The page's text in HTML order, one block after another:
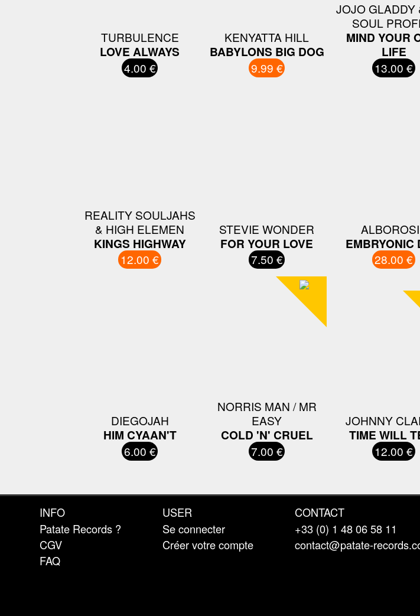
TURBULENCE
LOVE ALWAYS
4.00 €
KENYATTA HILL
BABYLONS BIG DOG
9.99 €
JOJO GLADDY
SOUL
MIND YOUR
LIFE
13.00 €
REALITY SOULJAHS
& HIGH ELEMEN
KINGS HIGHWAY
12.00 €
STEVIE WONDER
FOR YOUR LOVE
7.50 €
EMBRYONIC
28.00 €
DIEGOJAH
HIM CYAAN'T
6.00 €
NORRIS MAN / MR
EASY
COLD 'N' CRUEL
7.00 €
JOHNNY
TIME WILL
12.00 €
INFO
Patate Records ?
CGV
FAQ
USER
Se connecter
Créer votre compte
CONTACT
+33 (0) 1 48 06 58 11
contact@patate-